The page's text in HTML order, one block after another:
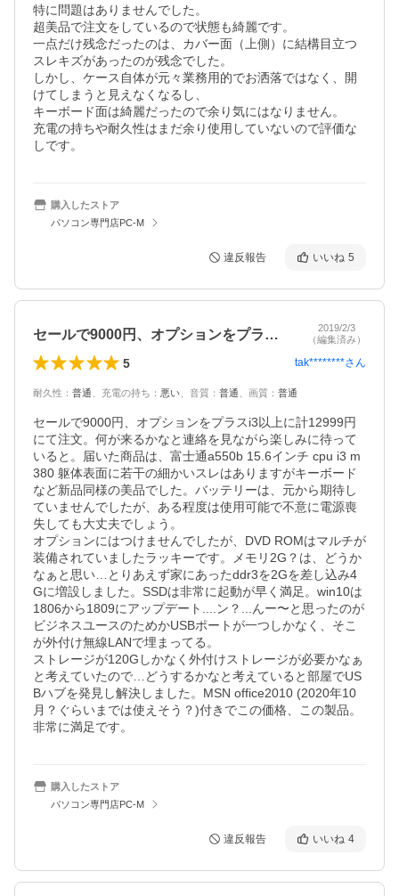
特に問題はありませんでした。
超美品で注文をしているので状態も綺麗です。
一点だけ残念だったのは、カバー面（上側）に結構目立つ
スレキズがあったのが残念でした。
しかし、ケース自体が元々業務用的でお洒落ではなく、開
けてしまうと見えなくなるし、
キーボード面は綺麗だったので余り気にはなりません。
充電の持ちや耐久性はまだ余り使用していないので評価な
しです。
購入したストア
パソコン専門店PC-M
違反報告 いいね 5
セールで9000円、オプションをプラス…
2019/2/3
（編集済み）
5 tak********さん
耐久性 ： 普通 充電の持ち ： 悪い 音質 ： 普通 画質 ： 普通
セールで9000円、オプションをプラスi3以上に計12999円
にて注文。何が来るかなと連絡を見ながら楽しみに待って
いると。届いた商品は、富士通a550b 15.6インチ cpu i3 m
380 躯体表面に若干の細かいスレはありますがキーボード
など新品同様の美品でした。バッテリーは、元から期待し
ていませんでしたが、ある程度は使用可能で不意に電源喪
失しても大丈夫でしょう。
オプションにはつけませんでしたが、DVD ROMはマルチが
装備されていましたラッキーです。メモリ2G？は、どうか
なぁと思い…とりあえず家にあったddr3を2Gを差し込み4
Gに増設しました。SSDは非常に起動が早く満足。win10は
1806から1809にアップデート....ン？...んー〜と思ったのが
ビジネスユースのためかUSBポートが一つしかなく、そこ
が外付け無線LANで埋まってる。
ストレージが120Gしかなく外付けストレージが必要かなぁ
と考えていたので…どうするかなと考えていると部屋でUS
Bハブを発見し解決しました。MSN office2010 (2020年10
月？ぐらいまでは使えそう？)付きでこの価格、この製品。
非常に満足です。
購入したストア
パソコン専門店PC-M
違反報告 いいね 4